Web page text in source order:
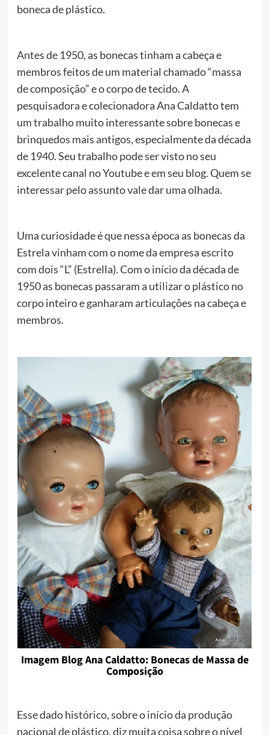
boneca de plástico.
Antes de 1950, as bonecas tinham a cabeça e
membros feitos de um material chamado “massa
de composição” e o corpo de tecido. A
pesquisadora e colecionadora Ana Caldatto tem
um trabalho muito interessante sobre bonecas e
brinquedos mais antigos, especialmente da década
de 1940. Seu trabalho pode ser visto no seu
excelente canal no Youtube e em seu blog. Quem se
interessar pelo assunto vale dar uma olhada.
Uma curiosidade é que nessa época as bonecas da
Estrela vinham com o nome da empresa escrito
com dois “L” (Estrella). Com o início da década de
1950 as bonecas passaram a utilizar o plástico no
corpo inteiro e ganharam articulações na cabeça e
membros.
Imagem Blog Ana Caldatto: Bonecas de Massa de
Composição
Esse dado histórico, sobre o início da produção
nacional de plástico, diz muita coisa sobre o nível